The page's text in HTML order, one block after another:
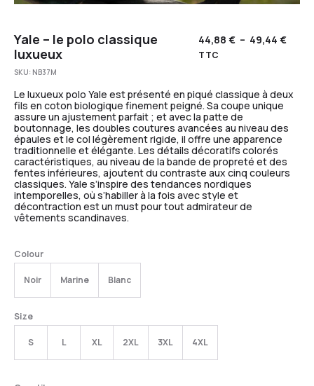
Yale – le polo classique
luxueux
44,88€ – 49,44€
TTC
SKU: NB37M
Le luxueux polo Yale est présenté en piqué classique à deux
fils en coton biologique finement peigné. Sa coupe unique
assure un ajustement parfait ; et avec la patte de
boutonnage, les doubles coutures avancées au niveau des
épaules et le col légèrement rigide, il offre une apparence
traditionnelle et élégante. Les détails décoratifs colorés
caractéristiques, au niveau de la bande de propreté et des
fentes inférieures, ajoutent du contraste aux cinq couleurs
classiques. Yale s’inspire des tendances nordiques
intemporelles, où s’habiller à la fois avec style et
décontraction est un must pour tout admirateur de
vêtements scandinaves.
Colour
Noir Marine Blanc
Size
S L XL 2XL 3XL 4XL